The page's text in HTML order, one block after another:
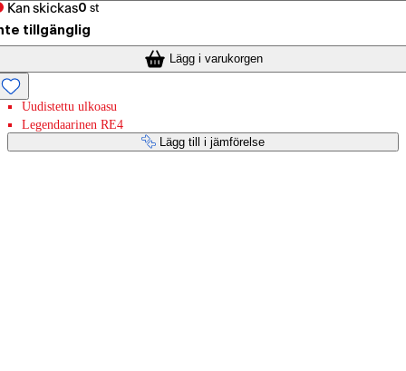
Kan skickas0 st
tillgänglig
Lägg i varukorgen
Uudistettu ulkoasu
Legendaarinen RE4
Lägg till i jämförelse